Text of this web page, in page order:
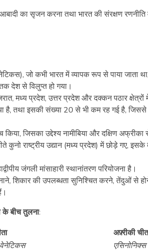
का सृजन करना तथा भारत की संरक्षण रणनीति
जो कभी भारत में व्यापक रूप से पाया जाता
देश से विलुप्त हो गया।
मध्य प्रदेश, उत्तर प्रदेश और दक्कन पठार क्षेत्रों
है, तथा इसकी संख्या 20 से भी कम रह गई है,
जिसका उद्देश्य नामीबिया और दक्षिण
कुनो राष्ट्रीय उद्यान (मध्य प्रदेश) में छोड़े गए,
जंगली मांसाहारी स्थानांतरण परियोजना है।
बनाने, शिकार की उपलब्धता सुनिश्चित करने, तेंदुओं
के बीच तुलना:
अफ़्रीकी